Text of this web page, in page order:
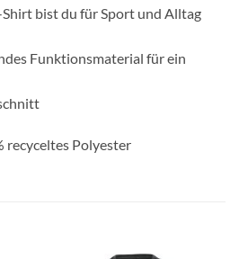
bist du für Sport und Alltag
Funktionsmaterial für ein
recyceltes Polyester